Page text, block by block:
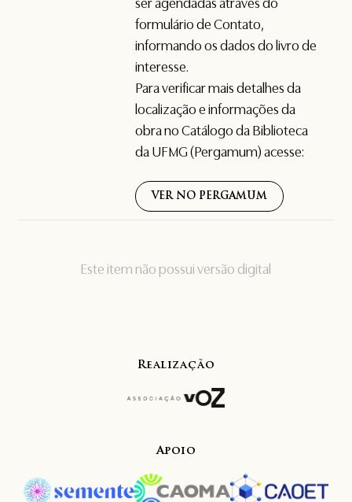
Este item não possui versão digital
ser agendadas através do
formulário deContato,
informando os dados do livro de
interesse.
Para verificar mais detalhes da
localização e informações da
obra no Catálogo da Biblioteca
da UFMG (Pergamum) acesse:
VER NO PERGAMUM
Realização
Apoio